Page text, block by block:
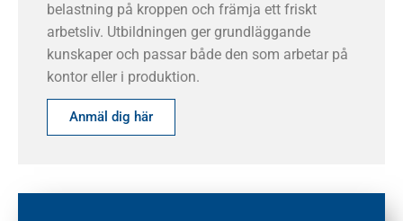
belastning på kroppen och främja ett friskt
arbetsliv. Utbildningen ger grundläggande
kunskaper och passar både den som arbetar på
kontor eller i produktion.
Anmäl dig här